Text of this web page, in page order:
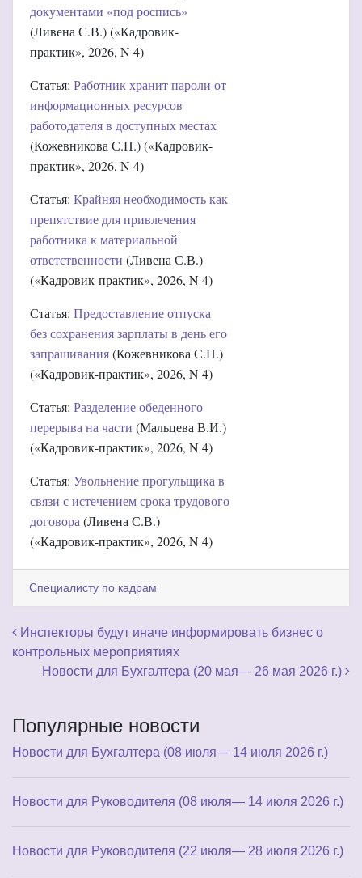
документами «под роспись»
(Ливена С.В.) («Кадровик-
практик», 2026, N 4)
Статья: Работник хранит пароли от
информационных ресурсов
работодателя в доступных местах
(Кожевникова С.Н.) («Кадровик-
практик», 2026, N 4)
Статья: Крайняя необходимость как
препятствие для привлечения
работника к материальной
ответственности (Ливена С.В.)
(«Кадровик-практик», 2026, N 4)
Статья: Предоставление отпуска
без сохранения зарплаты в день его
запрашивания(Кожевникова С.Н.)
(«Кадровик-практик», 2026, N 4)
Статья: Разделение обеденного
перерыва на части (Мальцева В.И.)
(«Кадровик-практик», 2026, N 4)
Статья: Увольнение прогульщика в
связи с истечением срока трудового
договора (Ливена С.В.)
(«Кадровик-практик», 2026, N 4)
Специалисту по кадрам
Навигация по записям
Инспекторы будут иначе информировать бизнес о
контрольных мероприятиях
Новости для Бухгалтера (20 мая— 26 мая 2026 г.)
Популярные новости
Новости для Бухгалтера (08 июля— 14 июля 2026 г.)
Новости для Руководителя (08 июля— 14 июля 2026 г.)
Новости для Руководителя (22 июля— 28 июля 2026 г.)